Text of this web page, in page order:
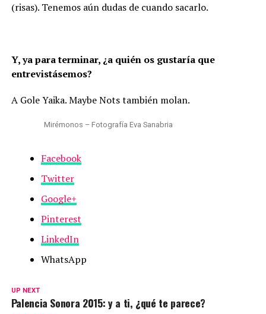
(risas). Tenemos aún dudas de cuando sacarlo.
Y, ya para terminar, ¿a quién os gustaría que
entrevistásemos?
A Gole Yaika. Maybe Nots también molan.
Mirémonos – Fotografía Eva Sanabria
Facebook
Twitter
Google+
Pinterest
LinkedIn
WhatsApp
UP NEXT
Palencia Sonora 2015: y a ti, ¿qué te parece?